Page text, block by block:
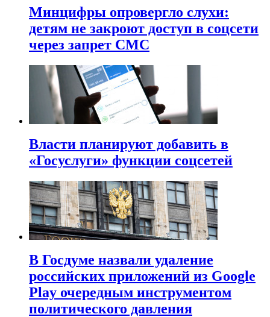
Минцифры опровергло слухи:
детям не закроют доступ в соцсети
через запрет СМС
Власти планируют добавить в
«Госуслуги» функции соцсетей
В Госдуме назвали удаление
российских приложений из Google
Play очередным инструментом
политического давления